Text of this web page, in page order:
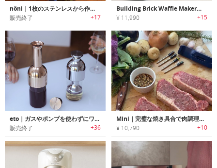
nöni｜1枚のステンレスから作られた調理器具シリーズ「nöni」
販売終了 +17
Building Brick Waffle Maker｜ブロックトイ型のワッフルが焼けるワッフルメーカー
¥ 11,990 +15
eto｜ガスやポンプを使わずにワインの風味を1週間フレッシュに保てるデキャンタ「エトー」
販売終了 +36
Mini｜完璧な焼き具合で肉調理が楽しめるワイヤレス温度計「ミニ」
¥ 10,790 +10